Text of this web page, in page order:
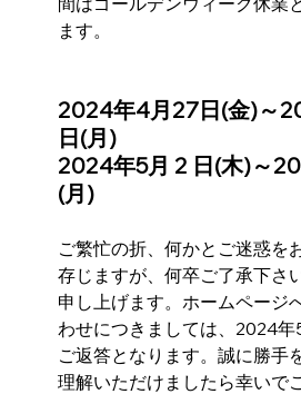
ます。
2024年4月27日(金)～
日(月)
2024年5月 2 日(木)～
(月)
ご繁忙の折、何かとご迷惑を
存じますが、何卒ご了承下さ
申し上げます。ホームページ
わせにつきましては、2024
ご返答となります。誠に勝手
理解いただけましたら幸いで